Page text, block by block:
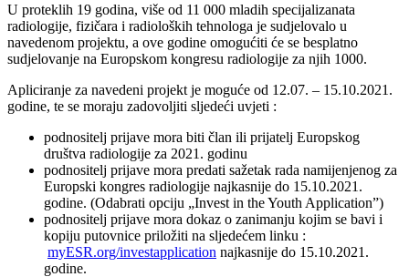
U proteklih 19 godina, više od 11 000 mladih specijalizanata
radiologije, fizičara i radioloških tehnologa je sudjelovalo u
navedenom projektu, a ove godine omogućiti će se besplatno
sudjelovanje na Europskom kongresu radiologije za njih 1000.
Apliciranje za navedeni projekt je moguće od 12.07. – 15.10.2021.
godine, te se moraju zadovoljiti sljedeći uvjeti :
podnositelj prijave mora biti član ili prijatelj Europskog
društva radiologije za 2021. godinu
podnositelj prijave mora predati sažetak rada namijenjenog za
Europski kongres radiologije najkasnije do 15.10.2021.
godine. (Odabrati opciju „Invest in the Youth Application”)
podnositelj prijave mora dokaz o zanimanju kojim se bavi i
kopiju putovnice priložiti na sljedećem linku :
myESR.org/investapplication najkasnije do 15.10.2021.
godine.